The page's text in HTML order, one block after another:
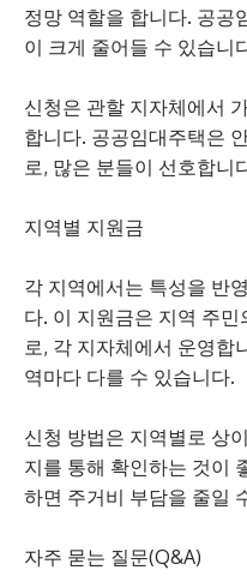
정망 역할을 합니다. 공공
이 크게 줄어들 수 있습니
신청은 관할 지자체에서
합니다. 공공임대주택은
로, 많은 분들이 선호합니
지역별 지원금
각 지역에서는 특성을 반
다. 이 지원금은 지역 주
로, 각 지자체에서 운영합
역마다 다를 수 있습니다.
신청 방법은 지역별로 상
지를 통해 확인하는 것이
하면 주거비 부담을 줄일
자주 묻는 질문(Q&A)